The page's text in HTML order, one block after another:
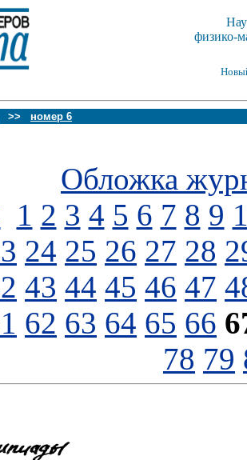
физико-
>> номер 6
Обложка
1 2 3 4 5 6 7 8 9
24 25 26 27 28
43 44 45 46 47
62 63 64 65 66
78 79